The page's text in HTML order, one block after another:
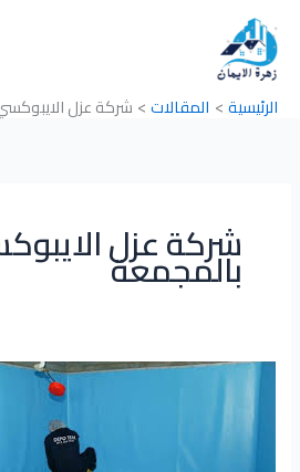
المحتوى
الرئيسية
المقالات شركة عزل
شركة عزل
بالمجمعة
شركة
الايبوكسي
بالمجمعة